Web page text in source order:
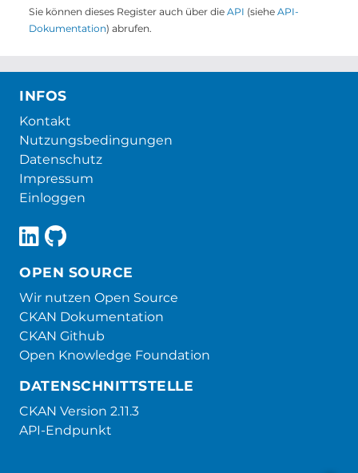
Sie können dieses Register auch über die API (siehe API-
Dokumentation) abrufen.
INFOS
Kontakt
Nutzungsbedingungen
Datenschutz
Impressum
Einloggen
OPEN SOURCE
Wir nutzen Open Source
CKAN Dokumentation
CKAN Github
Open Knowledge Foundation
DATENSCHNITTSTELLE
CKAN Version 2.11.3
API-Endpunkt